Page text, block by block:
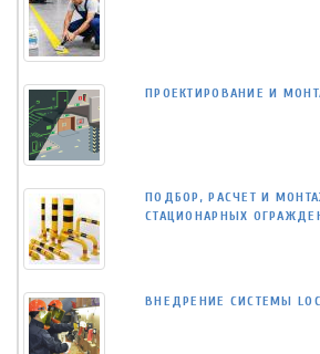
ПРОЕКТИРОВАНИЕ И
ПОДБОР, РАСЧЕТ И
СТАЦИОНАРНЫХ
ВНЕДРЕНИЕ СИСТЕМЫ